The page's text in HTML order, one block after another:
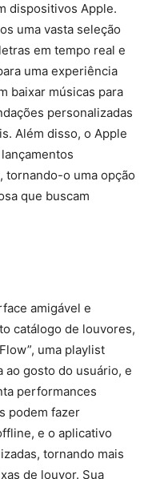
dispositivos Apple.
uma vasta seleção
em tempo real e
uma experiência
baixar músicas para
personalizadas
Além disso, o Apple
tornando-o uma opção
que buscam
amigável e
catálogo de louvores,
uma playlist
ao gosto do usuário, e
performances
podem fazer
e o aplicativo
tornando mais
de louvor. Sua